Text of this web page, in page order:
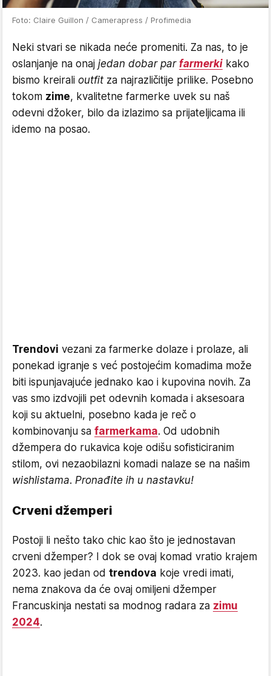
Foto: Claire Guillon / Camerapress / Profimedia
Neki stvari se nikada neće promeniti. Za nas, to je
oslanjanje na onaj jedan dobar par farmerki kako
bismo kreirali outfit za najrazličitije prilike. Posebno
tokom zime, kvalitetne farmerke uvek su naš
odevni džoker, bilo da izlazimo sa prijateljicama ili
idemo na posao.
Trendovi vezani za farmerke dolaze i prolaze, ali
ponekad igranje s već postojećim komadima može
biti ispunjavajuće jednako kao i kupovina novih. Za
vas smo izdvojili pet odevnih komada i aksesoara
koji su aktuelni, posebno kada je reč o
kombinovanju sa farmerkama. Od udobnih
džempera do rukavica koje odišu sofisticiranim
stilom, ovi nezaobilazni komadi nalaze se na našim
wishlistama. Pronađite ih u nastavku!
Crveni džemperi
Postoji li nešto tako chic kao što je jednostavan
crveni džemper? I dok se ovaj komad vratio krajem
2023. kao jedan od trendova koje vredi imati,
nema znakova da će ovaj omiljeni džemper
Francuskinja nestati sa modnog radara za zimu
2024.